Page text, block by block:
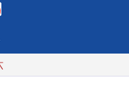
動盪 土耳其沙特巴基斯坦